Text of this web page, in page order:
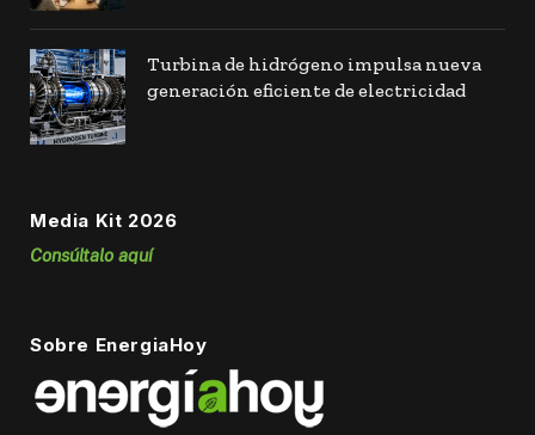
Turbina de hidrógeno impulsa nueva
generación eficiente de electricidad
Media Kit 2026
Consúltalo aquí
Sobre EnergiaHoy